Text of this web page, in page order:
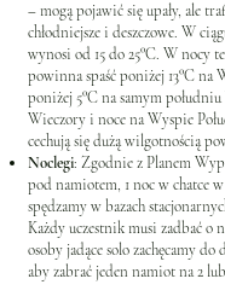
– mogą pojawić się upały, ale
chłodniejsze i deszczowe. W
wynosi od 15 do 25°C. W nocy
powinna spaść poniżej 13°C na
poniżej 5°C na samym
Wieczory i noce na Wyspie
cechują się dużą wilgotnością
Noclegi: Zgodnie z Planem
pod namiotem, 1 noc w chatce
spędzamy w bazach
Każdy uczestnik musi zadbać o
osoby jadące solo zachęcamy
aby zabrać jeden namiot na 2